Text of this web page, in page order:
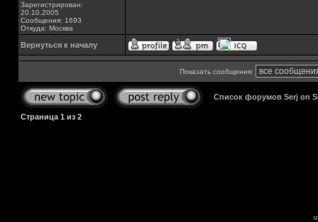
Зарегистрирован:
20.10.2005
Сообщения: 1693
Откуда: Москва
Вернуться к началу
Показать сообщения:
Список форумов Serj on
Страница 1 из 2